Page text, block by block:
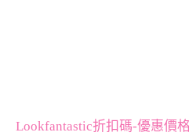
Lookfantastic折扣碼-優惠價